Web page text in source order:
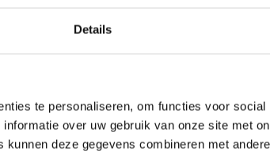
Details
te personaliseren, om functies voor
over uw gebruik van onze site met
deze gegevens combineren met